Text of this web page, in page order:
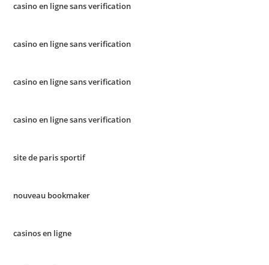
casino en ligne sans verification
casino en ligne sans verification
casino en ligne sans verification
casino en ligne sans verification
site de paris sportif
nouveau bookmaker
casinos en ligne